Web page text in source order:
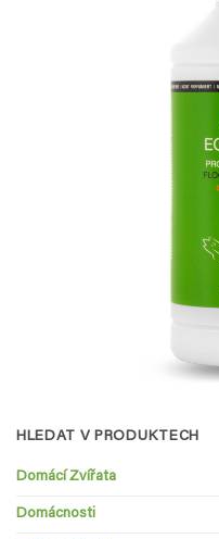
HLEDAT V PRODUKTECH
Domácí Zvířata
Domácnosti